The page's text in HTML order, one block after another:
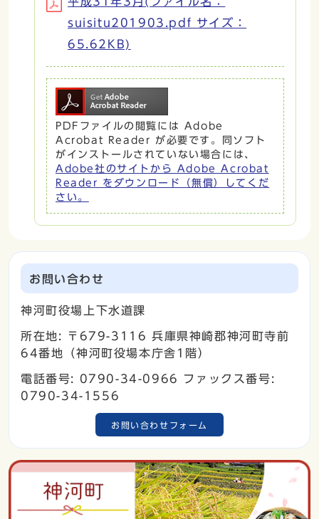
suisitu201903.pdf サイズ：
65.62KB)
PDFファイルの閲覧には Adobe
Acrobat Reader が必要です。同ソフト
がインストールされていない場合には、
Adobe社のサイトから Adobe Acrobat
Reader をダウンロード（無償）してくだ
さい。
お問い合わせ
神河町役場上下水道課
所在地: 〒679-3116 兵庫県神崎郡神河町寺前
64番地（神河町役場本庁舎1階）
電話番号: 0790-34-0966 ファックス番号:
0790-34-1556
お問い合わせフォーム